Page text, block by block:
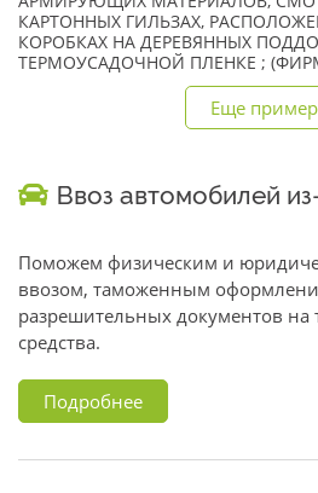
КАРТОННЫХ ГИЛЬЗАХ,
КОРОБКАХ НА ДЕРЕВЯННЫХ
ТЕРМОУСАДОЧНОЙ ПЛЕНКЕ ;
Еще
Ввоз автомобилей
Поможем физическим и
ввозом, таможенным
разрешительных документов на
средства.
Подробнее